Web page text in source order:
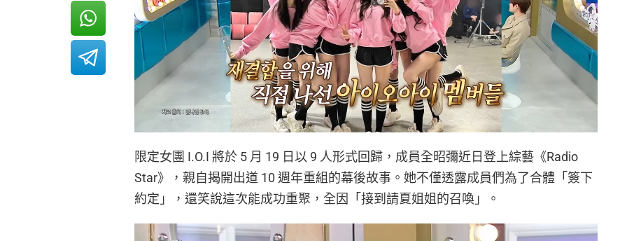
限定女團 I.O.I 將於 5 月 19 日以 9 人形式回歸，成員全昭彌近日登上綜藝《Radio
Star》，親自揭開出道 10 週年重組的幕後故事。她不僅透露成員們為了合體「簽下
約定」，還笑說這次能成功重聚，全因「接到請夏姐姐的召喚」。